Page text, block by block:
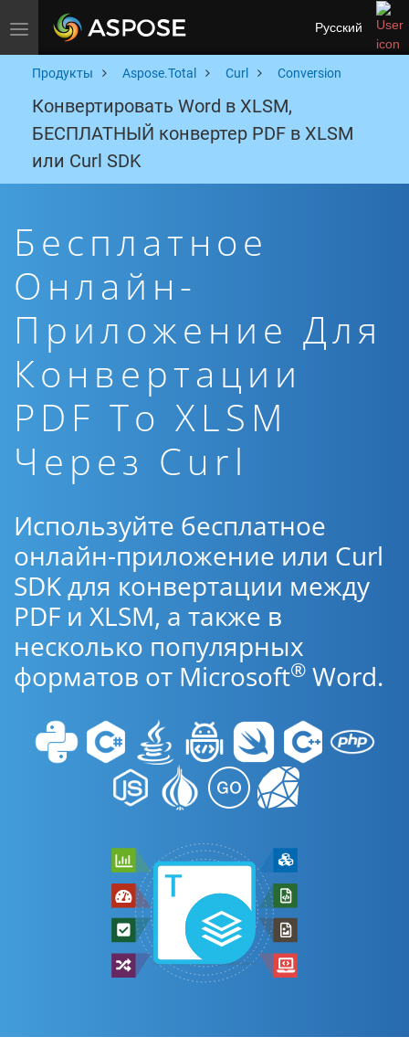
Toggle navigation Русский
Продукты Aspose.Total Curl Conversion
Конвертировать Word в XLSM,
БЕСПЛАТНЫЙ конвертер PDF в XLSM
или Curl SDK
Бесплатное
Онлайн-
Приложение Для
Конвертации
PDF To XLSM
Через Curl
Используйте бесплатное
онлайн-приложение или Curl
SDK для конвертации между
PDF и XLSM, а также в
несколько популярных
форматов от Microsoft® Word.